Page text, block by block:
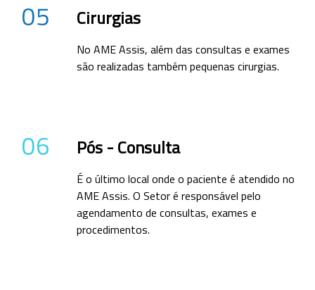
05 Cirurgias
No AME Assis, além das consultas e exames
são realizadas também pequenas cirurgias.
06 Pós - Consulta
É o último local onde o paciente é atendido no
AME Assis. O Setor é responsável pelo
agendamento de consultas, exames e
procedimentos.